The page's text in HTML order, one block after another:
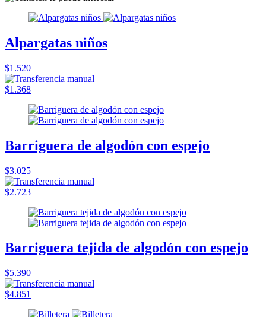
Alpargatas niños
$1.520
$1.368
Barriguera de algodón con espejo
$3.025
$2.723
Barriguera tejida de algodón con espejo
$5.390
$4.851